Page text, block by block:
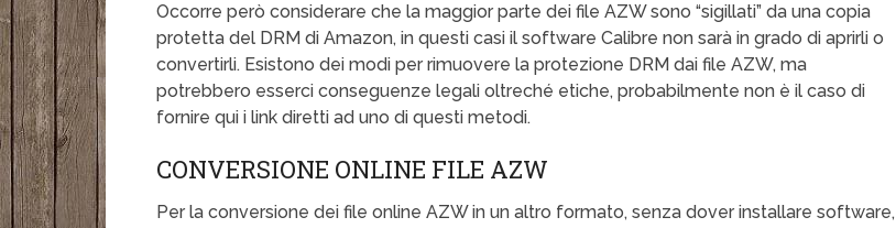
Occorre però considerare che la maggior parte dei file AZW sono “sigillati” da una copia
protetta del DRM di Amazon, in questi casi il software Calibre non sarà in grado di aprirli o
convertirli. Esistono dei modi per rimuovere la protezione DRM dai file AZW, ma
potrebbero esserci conseguenze legali oltreché etiche, probabilmente non è il caso di
fornire qui i link diretti ad uno di questi metodi.
CONVERSIONE ONLINE FILE AZW
Per la conversione dei file online AZW in un altro formato, senza dover installare software,